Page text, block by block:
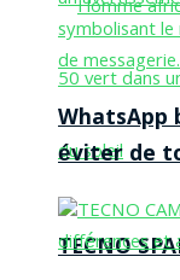
TECNO
WhatsApp
éviter de